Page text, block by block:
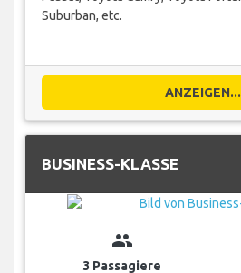
Suburban, etc.
ANZEIGEN...
BUSINESS-KLASSE
group
3 Passagiere